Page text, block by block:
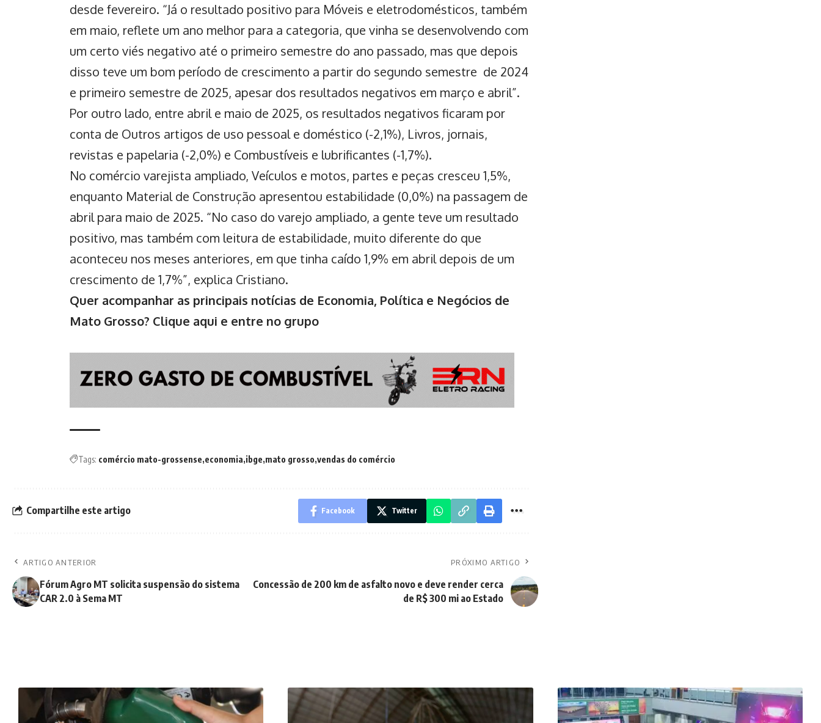
desde fevereiro. “Já o resultado positivo para Móveis e eletrodomésticos, também
em maio, reflete um ano melhor para a categoria, que vinha se desenvolvendo com
um certo viés negativo até o primeiro semestre do ano passado, mas que depois
disso teve um bom período de crescimento a partir do segundo semestre de 2024
e primeiro semestre de 2025, apesar dos resultados negativos em março e abril”.
Por outro lado, entre abril e maio de 2025, os resultados negativos ficaram por
conta de Outros artigos de uso pessoal e doméstico (-2,1%), Livros, jornais,
revistas e papelaria (-2,0%) e Combustíveis e lubrificantes (-1,7%).
No comércio varejista ampliado, Veículos e motos, partes e peças cresceu 1,5%,
enquanto Material de Construção apresentou estabilidade (0,0%) na passagem de
abril para maio de 2025. “No caso do varejo ampliado, a gente teve um resultado
positivo, mas também com leitura de estabilidade, muito diferente do que
aconteceu nos meses anteriores, em que tinha caído 1,9% em abril depois de um
crescimento de 1,7%”, explica Cristiano.
Quer acompanhar as principais notícias de Economia, Política e Negócios de
Mato Grosso? Clique aqui e entre no grupo
Tags: comércio mato-grossense economia ibge mato grosso vendas do comércio
Compartilhe este artigo Facebook Twitter
ARTIGO ANTERIOR
Fórum Agro MT solicita suspensão do sistema
CAR 2.0 à Sema MT
PRÓXIMO ARTIGO
Concessão de 200 km de asfalto novo e deve render cerca
de R$ 300 mi ao Estado